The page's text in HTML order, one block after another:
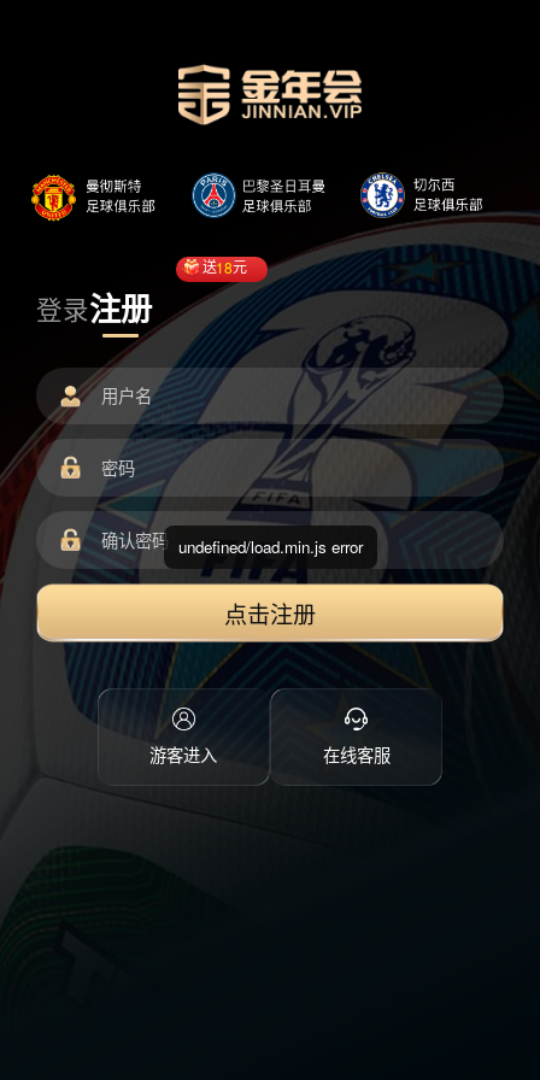
登录注册
送18元
点击注册
游客进入 在线客服
undefined/load.min.js error